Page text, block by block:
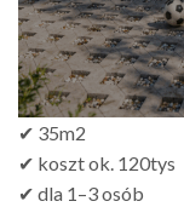
✔ 35m2
✔ koszt ok. 120tys
✔ dla 1–3 osób